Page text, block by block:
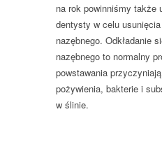
na rok powinniśmy także
dentysty w celu
nazębnego. Odkładanie
nazębnego to normalny
powstawania
pożywienia, bakterie i
w ślinie.